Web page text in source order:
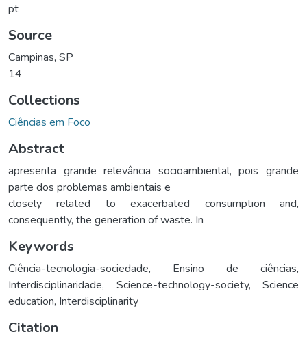
pt
Source
Campinas, SP
14
Collections
Ciências em Foco
Abstract
apresenta grande relevância socioambiental, pois grande
parte dos problemas ambientais e
closely related to exacerbated consumption and,
consequently, the generation of waste. In
Keywords
Ciência-tecnologia-sociedade, Ensino de ciências,
Interdisciplinaridade, Science-technology-society, Science
education, Interdisciplinarity
Citation